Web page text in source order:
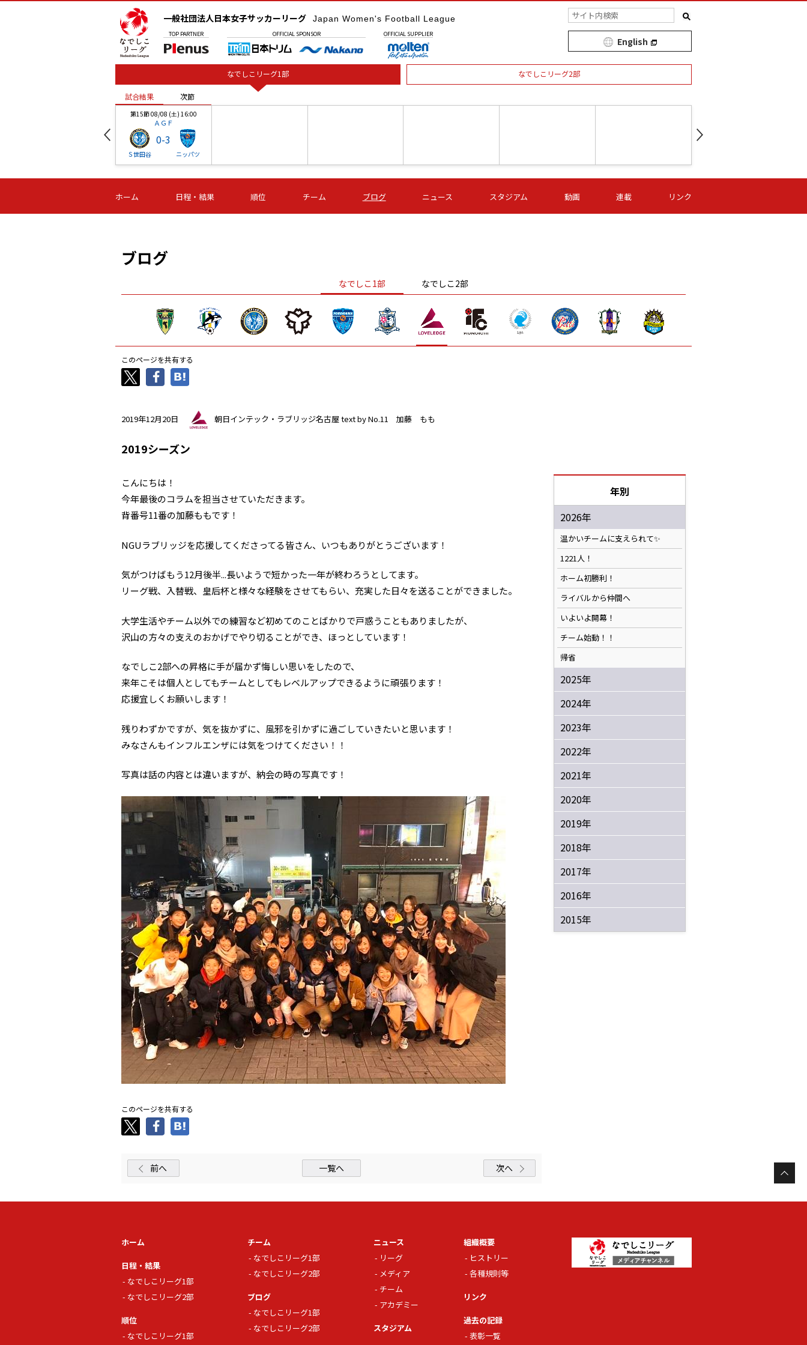
一般社団法人日本女子サッカーリーグ Japan Women's Football League
TOP PARTNER OFFICIAL SPONSOR OFFICIAL SUPPLIER
English
なでしこリーグ1部 なでしこリーグ2部
試合結果 次節
第15節 08/08 (土) 16:00
ＡＧＦ
Ｓ世田谷
0-3
ニッパツ
-
第16節 09/05 (土) 15:00
ニッパツ
-
第16節 09/05 (土) 15:00
石人の星
-
第16節 09/05 (土) 16:00
ＡＧＦ
-
いちご
-
第16節 09/06 (日) 15:00
-
第16節 09/06 (日) 15:00
- -
試合結果 次節
ホーム 日程・結果 順位 チーム ブログ ニュース スタジアム 動画 連載 リンク
ブログ
なでしこ1部 なでしこ2部
このページを共有する
2019年12月20日 朝日インテック・ラブリッジ名古屋text by No.11 加藤 もも
2019シーズン
こんにちは！
今年最後のコラムを担当させていただきます。
背番号11番の加藤ももです！
NGUラブリッジを応援してくださってる皆さん、いつもありがとうございます！
気がつけばもう12月後半...長いようで短かった一年が終わろうとしてます。
リーグ戦、入替戦、皇后杯と様々な経験をさせてもらい、充実した日々を送ることができました。
大学生活やチーム以外での練習など初めてのことばかりで戸惑うこともありましたが、
沢山の方々の支えのおかげでやり切ることができ、ほっとしています！
なでしこ2部への昇格に手が届かず悔しい思いをしたので、
来年こそは個人としてもチームとしてもレベルアップできるように頑張ります！
応援宜しくお願いします！
残りわずかですが、気を抜かずに、風邪を引かずに過ごしていきたいと思います！
みなさんもインフルエンザには気をつけてください！！
写真は話の内容とは違いますが、納会の時の写真です！
このページを共有する
前へ 一覧へ 次へ
年別
2026年
温かいチームに支えられて✨️
1221人！
ホーム初勝利！
ライバルから仲間へ
いよいよ開幕！
チーム始動！！
帰省
2025年
2024年
2023年
2022年
2021年
2020年
2019年
2018年
2017年
2016年
2015年
ホーム
日程・結果
なでしこリーグ1部
なでしこリーグ2部
順位
なでしこリーグ1部
チーム
なでしこリーグ1部
なでしこリーグ2部
ブログ
なでしこリーグ1部
なでしこリーグ2部
ニュース
リーグ
メディア
チーム
アカデミー
スタジアム
組織概要
ヒストリー
各種規則等
リンク
過去の記録
表彰一覧